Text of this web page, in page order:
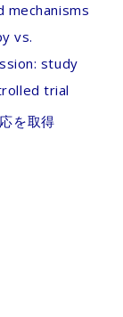
mechanisms
vs.
study
trial
を取得